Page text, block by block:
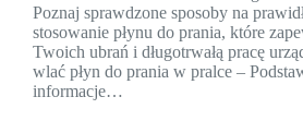
Poznaj sprawdzone sposoby na
stosowanie płynu do prania, które
Twoich ubrań i długotrwałą pracę
wlać płyn do prania w pralce –
informacje…